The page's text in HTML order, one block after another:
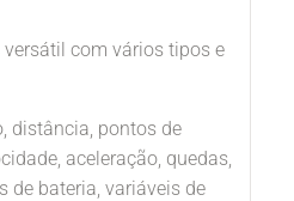
versátil com vários tipos e
distância, pontos de
aceleração, quedas,
de bateria, variáveis ​​de